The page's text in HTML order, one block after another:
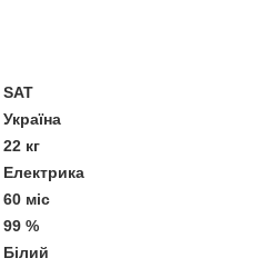
SAT
Україна
22 кг
Електрика
60 міс
99 %
Білий